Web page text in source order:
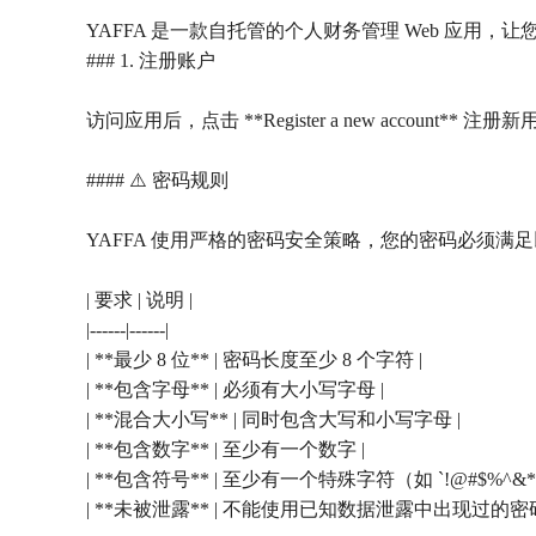
YAFFA 是一款自托管的个人财务管理 Web 应用，让
### 1. 注册账户
访问应用后，点击 **Register a new account** 注册新
#### ⚠️ 密码规则
YAFFA 使用严格的密码安全策略，您的密码必须满
| 要求 | 说明 |
|------|------|
| **最少 8 位** | 密码长度至少 8 个字符 |
| **包含字母** | 必须有大小写字母 |
| **混合大小写** | 同时包含大写和小写字母 |
| **包含数字** | 至少有一个数字 |
| **包含符号** | 至少有一个特殊字符（如
| **未被泄露** | 不能使用已知数据泄露中出现过的密